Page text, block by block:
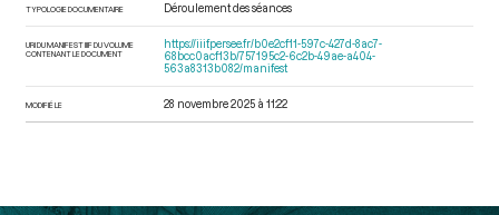
TYPOLOGIE DOCUMENTAIRE Déroulement des séances
URI DU MANIFEST IIIF DU VOLUME
CONTENANT LE DOCUMENT
https://iiif.persee.fr/b0e2cf11-597c-427d-8ac7-
68bcc0acf13b/757195c2-6c2b-49ae-a404-
563a8313b082/manifest
MODIFIÉ LE 28 novembre 2025 à 11:22